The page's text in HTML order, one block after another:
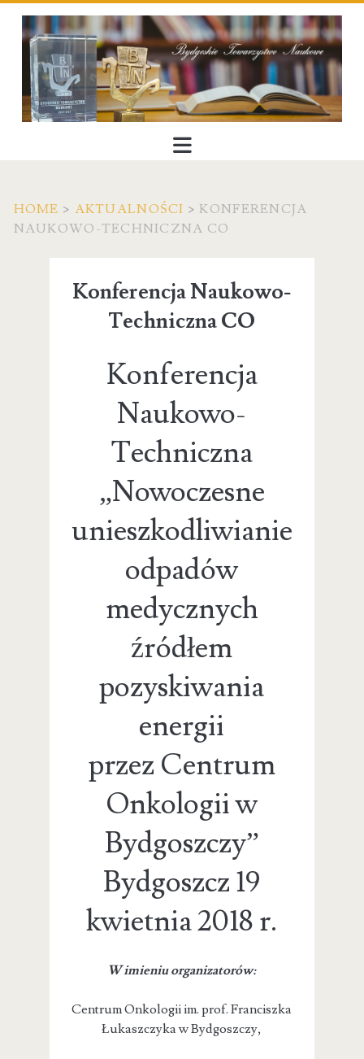
HOME > AKTUALNOŚCI > KONFERENCJA
NAUKOWO-TECHNICZNA CO
Konferencja Naukowo-
Techniczna CO
Konferencja
Naukowo-
Techniczna
„Nowoczesne
unieszkodliwianie
odpadów
medycznych
źródłem
pozyskiwania
energii
przez Centrum
Onkologii w
Bydgoszczy”
Bydgoszcz 19
kwietnia 2018 r.
W imieniu organizatorów:
Centrum Onkologii im. prof. Franciszka
Łukaszczyka w Bydgoszczy,